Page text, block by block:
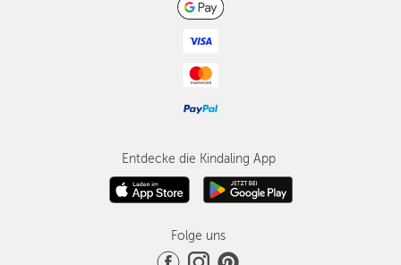
Entdecke die Kindaling App
Folge uns